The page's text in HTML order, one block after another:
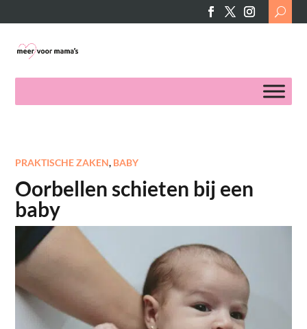
Search
for:
PRAKTISCHE ZAKEN, BABY
Oorbellen schieten bij een
baby